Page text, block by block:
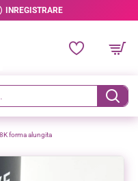
INREGISTRARE
forma alungita